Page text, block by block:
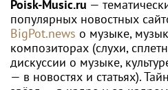
специалистов
индустрии здоровья
Poisk-Music.ru —
популярных новостных
BigPot.news о музыке,
композиторах (слухи,
дискуссии о музыке,
— в новостях и статьях).